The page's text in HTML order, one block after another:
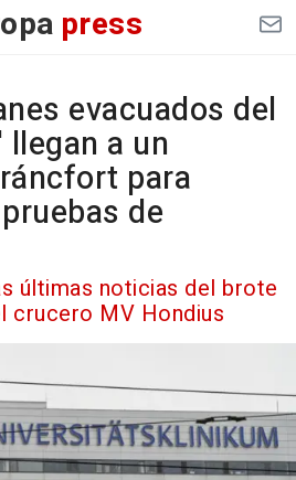
press
evacuados del
a un
para
de
últimas noticias del brote
crucero MV Hondius